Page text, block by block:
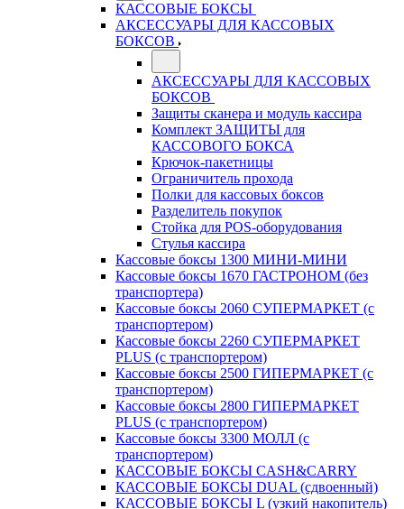
КАССОВЫЕ БОКСЫ
АКСЕССУАРЫ ДЛЯ КАССОВЫХ
БОКСОВ
АКСЕССУАРЫ ДЛЯ КАССОВЫХ
БОКСОВ
Защиты сканера и модуль кассира
Комплект ЗАЩИТЫ для
КАССОВОГО БОКСА
Крючок-пакетницы
Ограничитель прохода
Полки для кассовых боксов
Разделитель покупок
Стойка для POS-оборудования
Стулья кассира
Кассовые боксы 1300 МИНИ-МИНИ
Кассовые боксы 1670 ГАСТРОНОМ (без
транспортера)
Кассовые боксы 2060 СУПЕРМАРКЕТ (с
транспортером)
Кассовые боксы 2260 СУПЕРМАРКЕТ
PLUS (с транспортером)
Кассовые боксы 2500 ГИПЕРМАРКЕТ (с
транспортером)
Кассовые боксы 2800 ГИПЕРМАРКЕТ
PLUS (с транспортером)
Кассовые боксы 3300 МОЛЛ (с
транспортером)
КАССОВЫЕ БОКСЫ CASH&CARRY
КАССОВЫЕ БОКСЫ DUAL (сдвоенный)
КАССОВЫЕ БОКСЫ L (узкий накопитель)